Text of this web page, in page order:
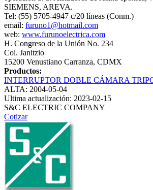
SIEMENS, AREVA.
Tel: (55) 5705-4947 c/20 líneas (Conm.)
email: furuno1@hotmail.com
web: www.furunoelectrica.com
H. Congreso de la Unión No. 234
Col. Janitzio
15200 Venustiano Carranza, CDMX
Productos:
INTERRUPTOR DOBLE CÁMARA
ALTA: 2004-05-04
Ultima actualización: 2023-02-15
S&C ELECTRIC COMPANY
Cotizar